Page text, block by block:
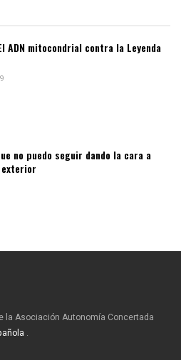
ADN mitocondrial contra la Leyenda
no puedo seguir dando la cara a
la Asociación Autonomía Concertada
.